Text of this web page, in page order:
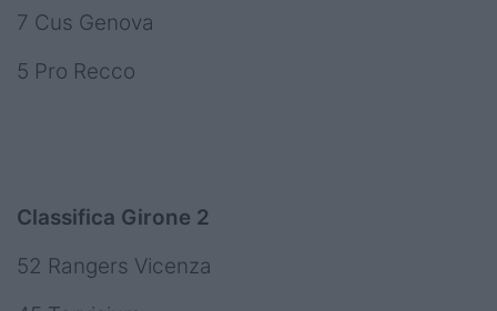
7 Cus Genova
5 Pro Recco
Classifica Girone 2
52 Rangers Vicenza